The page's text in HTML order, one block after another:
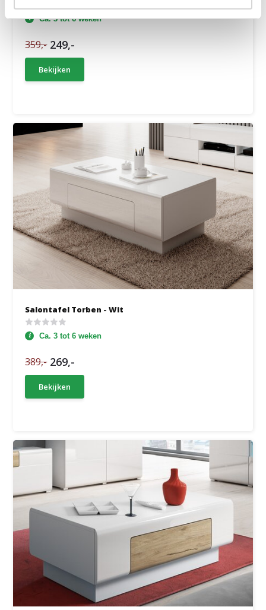
Ca. 3 tot 6 weken
359,- 249,-
Bekijken
Salontafel Torben - Wit
Ca. 3 tot 6 weken
389,- 269,-
Bekijken